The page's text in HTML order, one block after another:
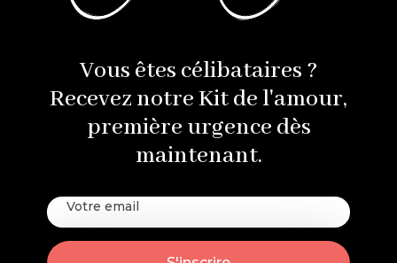
Vous êtes célibataires ?
Recevez notre Kit de l'amour,
première urgence dès
maintenant.